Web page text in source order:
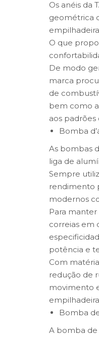
Os anéis da
geométrica
O que
De modo
marca
de
bem como
aos padrões
Bomba
As bombas
liga de
Sempre
rendimento
modernos
Para
correias em
potência e
Com
redução de
movimento
Bomba
A bomba